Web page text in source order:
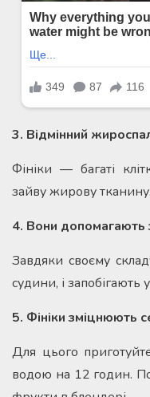
3. Відмінний
Фініки — багаті
зайву жирову тканину.
4. Вони допомагають
Завдяки своєму
судини, і
5. Фініки зміцнюють
Для цього
водою на 12 годин.